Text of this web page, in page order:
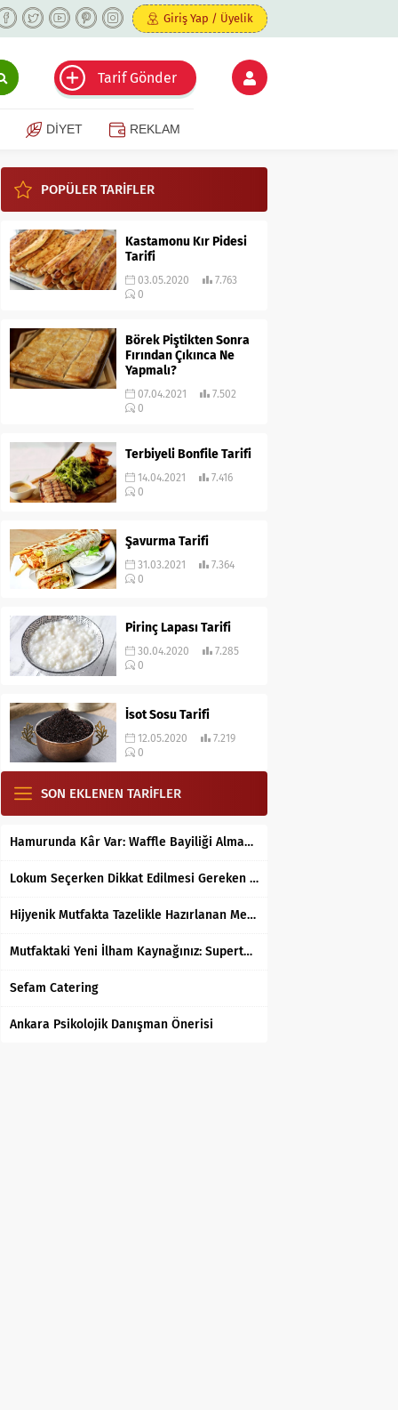
Giriş Yap / Üyelik
Tarif Gönder
DİYET REKLAM
POPÜLER TARİFLER
Kastamonu Kır Pidesi
Tarifi
03.05.2020
7.763
0
Börek Piştikten Sonra
Fırından Çıkınca Ne
Yapmalı?
07.04.2021
7.502
0
Terbiyeli Bonfile Tarifi
14.04.2021
7.416
0
Şavurma Tarifi
31.03.2021
7.364
0
Pirinç Lapası Tarifi
30.04.2020
7.285
0
İsot Sosu Tarifi
12.05.2020
7.219
0
SON EKLENEN TARİFLER
Hamurunda Kâr Var: Waffle Bayiliği Almak Mantıklı mı?
Lokum Seçerken Dikkat Edilmesi Gereken 7 Temel Kriter
Hijyenik Mutfakta Tazelikle Hazırlanan Mersin Tantunisi
Mutfaktaki Yeni İlham Kaynağınız: Supertarifler.com ile Tanışın
Sefam Catering
Ankara Psikolojik Danışman Önerisi